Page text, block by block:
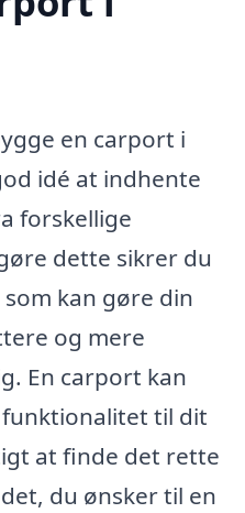
en carport i
idé at indhente
forskellige
dette sikrer du
kan gøre din
og mere
En carport kan
til dit
at finde det rette
du ønsker til en